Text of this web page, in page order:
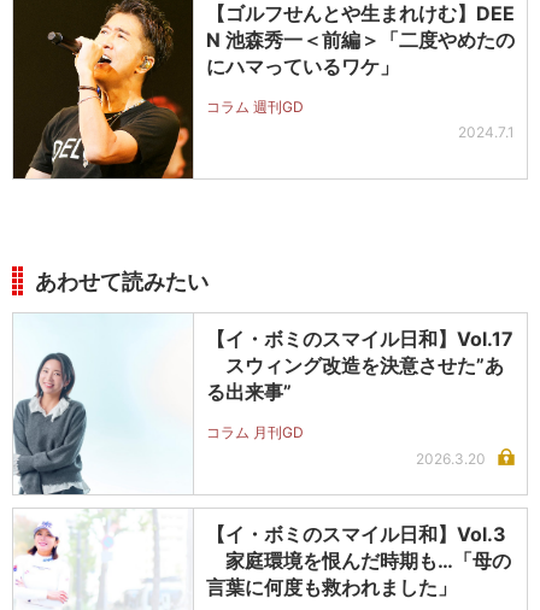
【ゴルフせんとや生まれけむ】DEE
N 池森秀一＜前編＞「二度やめたの
にハマっているワケ」
コラム 週刊GD
2024.7.1
あわせて読みたい
【イ・ボミのスマイル日和】Vol.17
スウィング改造を決意させた”あ
る出来事”
コラム 月刊GD
2026.3.20
【イ・ボミのスマイル日和】Vol.3
家庭環境を恨んだ時期も…「母の
言葉に何度も救われました」